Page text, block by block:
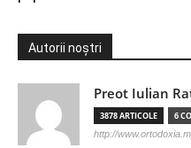
Autorii noștri
Preot Iulian
3878 ARTICOLE 6
http://